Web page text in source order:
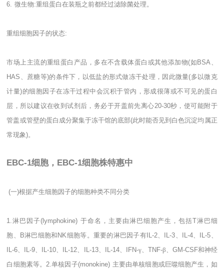
6. 微生物:重组蛋白在装瓶之前都经过滤除菌处理。
重组细胞因子的状态:
市场上主流的重组蛋白产品，多在不含载体蛋白或其他添加物(如 BSA
HAS 、蔗糖等)的条件下，以低盐的形式做冻干处理，因此微量(多以微克
计量)的细胞因子在冻干过程中会沉积于管内，形成很薄或不可见的蛋白
层，所以建议在收到试剂后，务必于开盖前先离心20-30秒，使可能附于
管盖或管壁的蛋白成分聚集于冻干馆的底部(此时能否见到白色沉淀均属正
常现象)。
EBC-1细胞，EBC-1细胞株特惠中
(一)根据产生细胞因子的细胞种类不同分类
1. 淋巴因子(lymphokine) 于命名，主要由淋巴细胞产生，包括T淋巴细
胞、
B淋巴细胞和 NK细胞等。重要的淋巴因子有IL-2、 IL-3 IL-4、 IL-5
IL-6
IL-9 IL-10 IL-12 IL-13、 IL-14、 IFN-γ、 TNF-β、 GM-CSF和神经
白细胞素等。 2.单核因子(monokine) 主要由单核细胞或巨噬细胞产生，如